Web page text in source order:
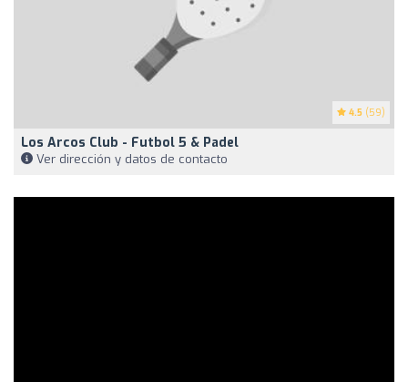
4.5 (59)
Los Arcos Club - Futbol 5 & Padel
Ver dirección y datos de contacto